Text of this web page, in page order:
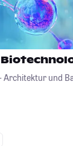
Architektur und